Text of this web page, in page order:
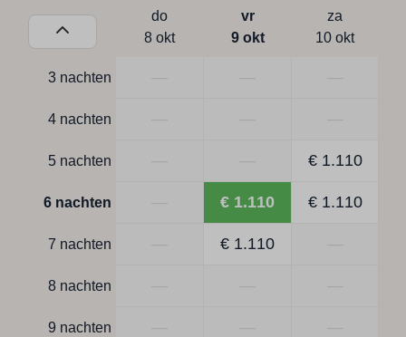
do
8 okt
vr
9 okt
za
10 okt
3 nachten
4 nachten
5 nachten € 1.110
6 nachten € 1.110 € 1.110
7 nachten € 1.110
8 nachten
9 nachten